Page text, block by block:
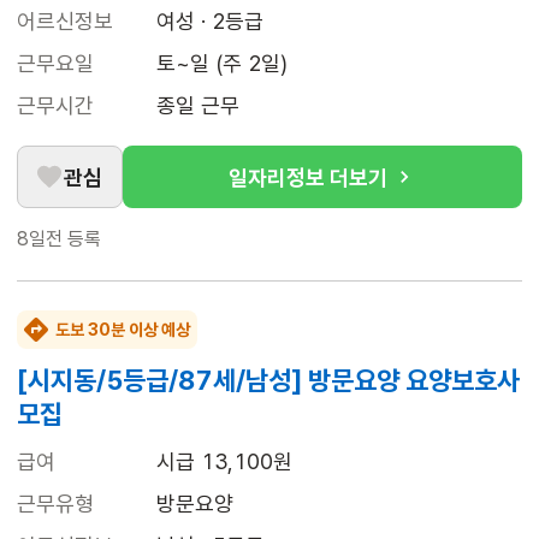
어르신정보
여성 · 2등급
근무요일
토~일 (주 2일)
근무시간
종일 근무
관심 일자리정보 더보기
8일전 등록
도보 30분 이상 예상
[시지동/5등급/87세/남성] 방문요양 요양보호사
모집
급여
시급 13,100원
근무유형
방문요양